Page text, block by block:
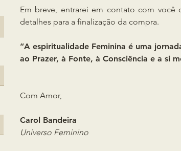
Em breve, entrarei em contato com você
detalhes para a finalização da compra.
“A espiritualidade Feminina é uma
ao Prazer, à Fonte, à Consciência e a si
Com Amor,
Carol Bandeira
Universo Feminino